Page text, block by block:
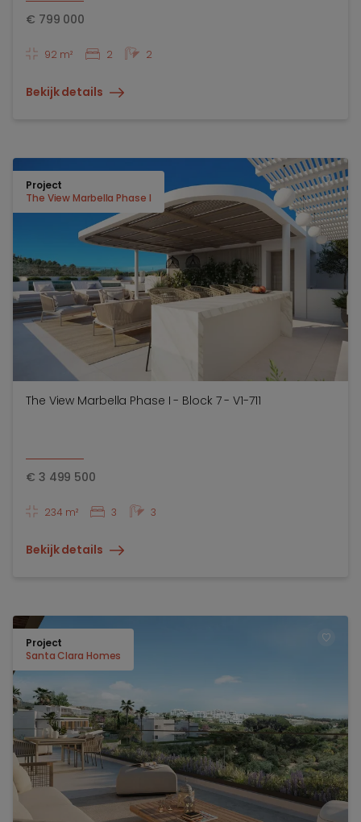
€ 799 000
92 m² 2 2
Bekijk details
Project
The View Marbella Phase I
The View Marbella Phase I - Block 7 - V1-711
€ 3 499 500
234 m² 3 3
Bekijk details
Project
Santa Clara Homes